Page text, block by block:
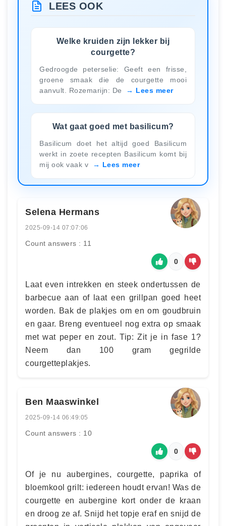
LEES OOK
Welke kruiden zijn lekker bij
courgette?
Gedroogde peterselie: Geeft een frisse,
groene smaak die de courgette mooi
aanvult. Rozemarijn: De
Lees meer
Wat gaat goed met basilicum?
Basilicum doet het altijd goed Basilicum
werkt in zoete recepten Basilicum komt bij
mij ook vaak v
Lees meer
Selena Hermans
2025-09-14 07:07:06
Count answers : 11
0
Laat even intrekken en steek ondertussen de
barbecue aan of laat een grillpan goed heet
worden. Bak de plakjes om en om goudbruin
en gaar. Breng eventueel nog extra op smaak
met wat peper en zout. Tip: Zit je in fase 1?
Neem dan 100 gram gegrilde
courgetteplakjes.
Ben Maaswinkel
2025-09-14 06:49:05
Count answers : 10
0
Of je nu aubergines, courgette, paprika of
bloemkool grilt: iedereen houdt ervan! Was de
courgette en aubergine kort onder de kraan
en droog ze af. Snijd het topje eraf en snijd de